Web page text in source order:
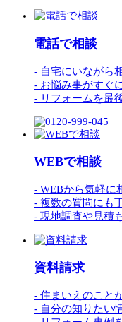
電話で相談
- 自宅にいながら
- お悩み事がすぐ
- リフォームを最
WEBで相談
- WEBから気軽に
- 複数の質問にも
- 現地調査や見積
資料請求
- 住まいえのこと
- 自分の知りたい